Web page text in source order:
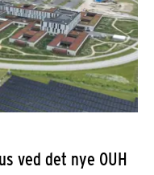
ved det nye OUH